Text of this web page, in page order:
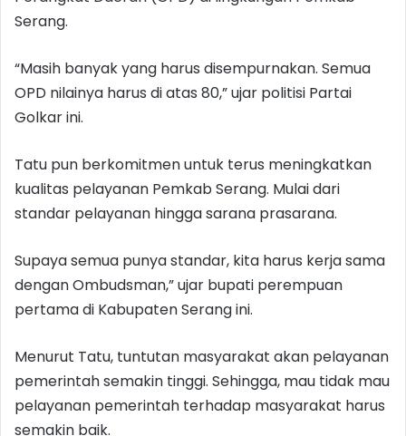
Serang.
“Masih banyak yang harus disempurnakan. Semua
OPD nilainya harus di atas 80,” ujar politisi Partai
Golkar ini.
Tatu pun berkomitmen untuk terus meningkatkan
kualitas pelayanan Pemkab Serang. Mulai dari
standar pelayanan hingga sarana prasarana.
Supaya semua punya standar, kita harus kerja sama
dengan Ombudsman,” ujar bupati perempuan
pertama di Kabupaten Serang ini.
Menurut Tatu, tuntutan masyarakat akan pelayanan
pemerintah semakin tinggi. Sehingga, mau tidak mau
pelayanan pemerintah terhadap masyarakat harus
semakin baik.